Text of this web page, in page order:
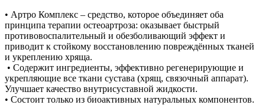
• Артро Комплекс – средство, которое объединяет оба
принципа терапии остеоартроза: оказывает быстрый
противовоспалительный и обезболивающий эффект и
приводит к стойкому восстановлению повреждённых тканей
и укреплению хряща.
• Содержит ингредиенты, эффективно регенерирующие и
укрепляющие все ткани сустава (хрящ, связочный аппарат).
Улучшает качество внутрисуставной жидкости.
• Состоит только из биоактивных натуральных компонентов.